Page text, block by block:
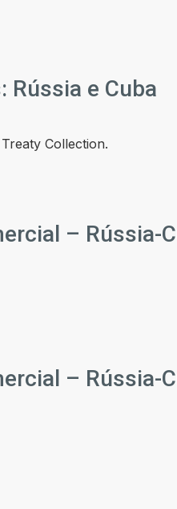
e Cuba
Collection.
– Rússia-
– Rússia-